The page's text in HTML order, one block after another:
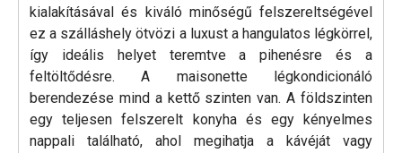
kialakításával és kiváló minőségű felszereltségével
ez a szálláshely ötvözi a luxust a hangulatos légkörrel,
így ideális helyet teremtve a pihenésre és a
feltöltődésre. A maisonette légkondicionáló
berendezése mind a kettő szinten van. A földszinten
egy teljesen felszerelt konyha és egy kényelmes
nappali található, ahol megihatja a kávéját vagy